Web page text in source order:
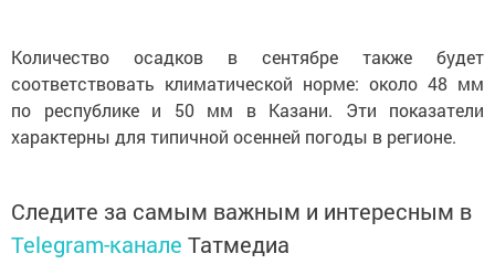
Количество осадков в сентябре также будет
соответствовать климатической норме: около 48 мм
по республике и 50 мм в Казани. Эти показатели
характерны для типичной осенней погоды в регионе.
Следите за самым важным и интересным в
Telegram-канале Татмедиа